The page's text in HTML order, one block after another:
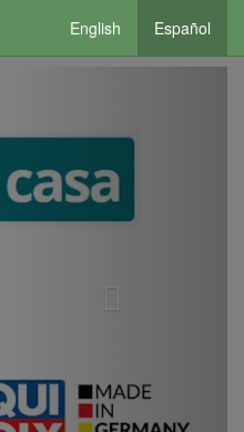
English Español